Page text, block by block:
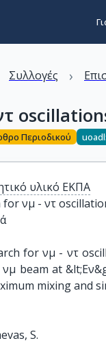
Συλλογές ›
Περιοδικού
υλικό ΕΚΠΑ
for νμ - ντ
for νμ - ντ
beam at
mixing and
S.